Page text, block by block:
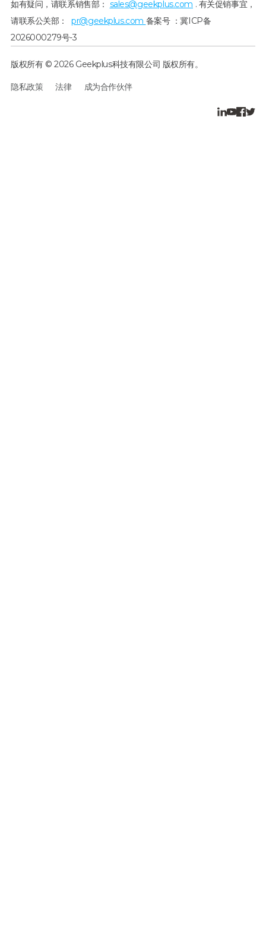
如有疑问，请联系销售部： sales@geekplus.com . 有关促销事宜，
请联系公关部：pr@geekplus.com 备案号 ：冀ICP备
2026000279号-3
版权所有 © 2026 Geekplus科技有限公司 版权所有。
隐私政策 法律 成为合作伙伴